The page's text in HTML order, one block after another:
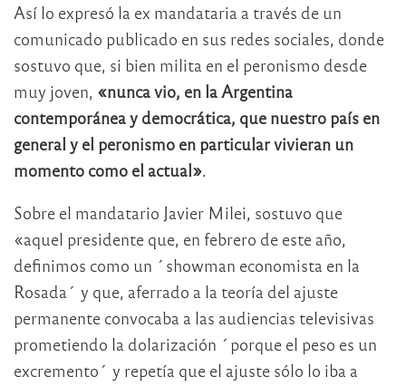
Así lo expresó la ex mandataria a través de un
comunicado publicado en sus redes sociales, donde
sostuvo que, si bien milita en el peronismo desde
muy joven, «nunca vio, en la Argentina
contemporánea y democrática, que nuestro país en
general y el peronismo en particular vivieran un
momento como el actual».
Sobre el mandatario Javier Milei, sostuvo que
«aquel presidente que, en febrero de este año,
definimos como un ´showman economista en la
Rosada´ y que, aferrado a la teoría del ajuste
permanente convocaba a las audiencias televisivas
prometiendo la dolarización ´porque el peso es un
excremento´ y repetía que el ajuste sólo lo iba a